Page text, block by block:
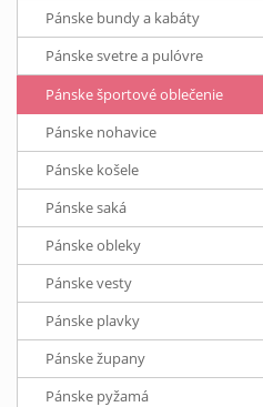
Pánske bundy a kabáty
Pánske svetre a pulóvre
Pánske športové oblečenie
Pánske nohavice
Pánske košele
Pánske saká
Pánske obleky
Pánske vesty
Pánske plavky
Pánske župany
Pánske pyžamá